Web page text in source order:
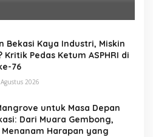
Bekasi Kaya Industri, Miskin
Kritik Pedas Ketum ASPHRI di
76
2026
untuk Masa Depan
Dari Muara Gembong,
Harapan yang